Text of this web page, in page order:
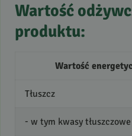
Wartość
produktu:
Wartość
Tłuszcz
- w tym kwasy